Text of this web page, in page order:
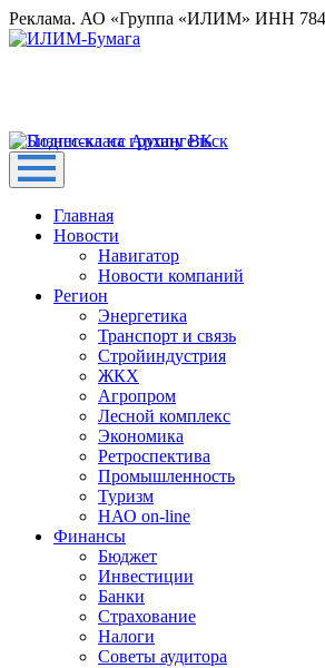
Реклама. АО «Группа «ИЛИМ» ИНН
Главная
Новости
Навигатор
Новости компаний
Регион
Энергетика
Транспорт и связь
Стройиндустрия
ЖКХ
Агропром
Лесной комплекс
Экономика
Ретроспектива
Промышленность
Туризм
НАО on-line
Финансы
Бюджет
Инвестиции
Банки
Страхование
Налоги
Советы аудитора